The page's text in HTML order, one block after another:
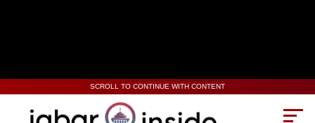
SCROLL TO CONTINUE WITH CONTENT